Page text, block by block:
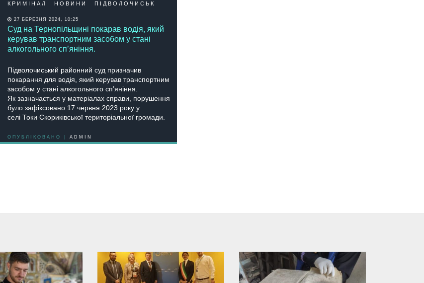
КРИМІНАЛ НОВИНИ ПІДВОЛОЧИСЬК
27 БЕРЕЗНЯ 2024, 10:25
Суд на Тернопільщині покарав водія, який
керував транспортним засобом у стані
алкогольного сп’яніння.
Підволочиський районний суд призначив
покарання для водія, який керував транспортним
засобом у стані алкогольного сп’яніння.
Як зазначається у матеріалах справи, порушення
було зафіксовано 17 червня 2023 року у
селі Токи Скориківської територіальної громади.
ОПУБЛІКОВАНО | ADMIN